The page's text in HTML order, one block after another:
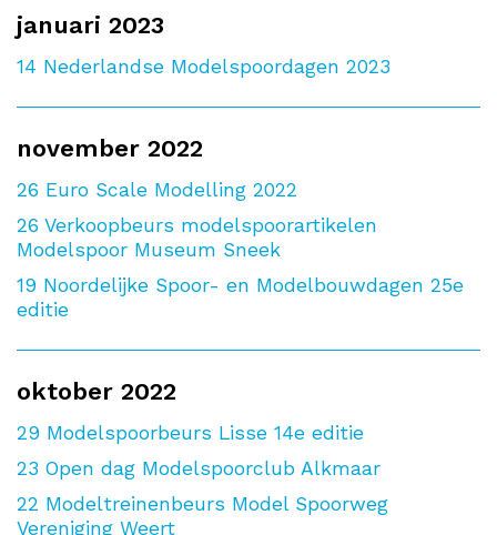
januari 2023
14 Nederlandse Modelspoordagen 2023
november 2022
26 Euro Scale Modelling 2022
26 Verkoopbeurs modelspoorartikelen
Modelspoor Museum Sneek
19 Noordelijke Spoor- en Modelbouwdagen 25e
editie
oktober 2022
29 Modelspoorbeurs Lisse 14e editie
23 Open dag Modelspoorclub Alkmaar
22 Modeltreinenbeurs Model Spoorweg
Vereniging Weert